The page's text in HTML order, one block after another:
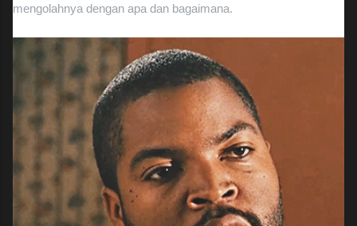
mengolahnya dengan apa dan bagaimana.